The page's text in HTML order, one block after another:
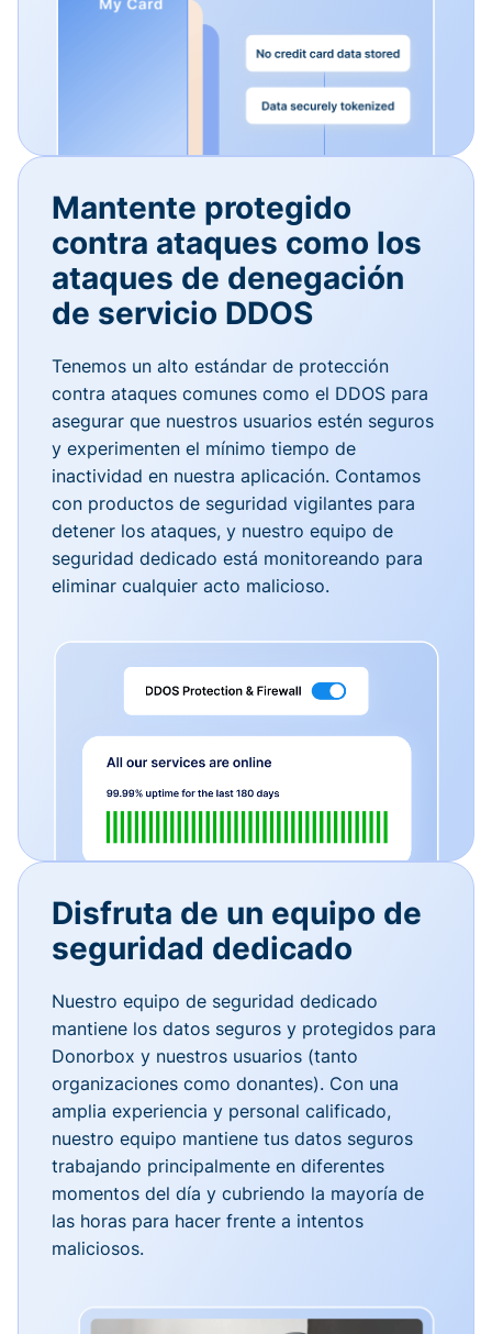
Mantente protegido
contra ataques como los
ataques de denegación
de servicio DDOS
Tenemos un alto estándar de protección
contra ataques comunes como el DDOS para
asegurar que nuestros usuarios estén seguros
y experimenten el mínimo tiempo de
inactividad en nuestra aplicación. Contamos
con productos de seguridad vigilantes para
detener los ataques, y nuestro equipo de
seguridad dedicado está monitoreando para
eliminar cualquier acto malicioso.
Disfruta de un equipo de
seguridad dedicado
Nuestro equipo de seguridad dedicado
mantiene los datos seguros y protegidos para
Donorbox y nuestros usuarios (tanto
organizaciones como donantes). Con una
amplia experiencia y personal calificado,
nuestro equipo mantiene tus datos seguros
trabajando principalmente en diferentes
momentos del día y cubriendo la mayoría de
las horas para hacer frente a intentos
maliciosos.